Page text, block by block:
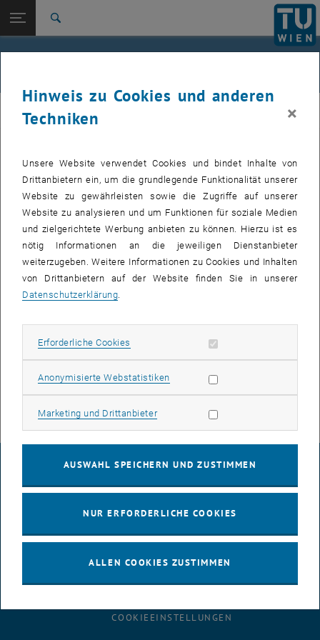
TU Login
Studium
International
Zur 1. Menü Ebene
E302-Institut für Energietechnik und Thermodynamik
Zurück zur letzten Ebene:
E302-Institut für Energietechnik und
IET
an der TU Wien. Unterstehend finden Sie interessante
Ausschreibungen des Instituts für Energietechnik und
Thermodynamik sowie unserer Partner:
Kontakt
Institut für Energietechnik und Thermodynamik
Getreidemarkt 9 / E302/ BA / 3. und 4. Stock
A-1060 Wien
Telefon:+43 1 58801 302501
E-Mail:sekretariat+e302@tuwien.ac.at
IMPRESSUM
BARRIEREFREIHEITSERKLÄRUNG
DATENSCHUTZERKLÄRUNG (PDF)
COOKIEEINSTELLUNGEN
Hinweis zu Cookies und anderen
Techniken
×
Unsere Website verwendet Cookies und bindet Inhalte von
Drittanbietern ein, um die grundlegende Funktionalität unserer
Website zu gewährleisten sowie die Zugriffe auf unserer
Website zu analysieren und um Funktionen für soziale Medien
und zielgerichtete Werbung anbieten zu können. Hierzu ist es
nötig Informationen an die jeweiligen Dienstanbieter
weiterzugeben. Weitere Informationen zu Cookies und Inhalten
von Drittanbietern auf der Website finden Sie in unserer
Datenschutzerklärung.
Erforderliche Cookies Erforderliche Cookies zulassen
Anonymisierte WebstatistikenStatistik Cookies zulassen
Marketing und DrittanbieterMarketing Cookies zulassen
AUSWAHL SPEICHERN UND ZUSTIMMEN
NUR ERFORDERLICHE COOKIES
ALLEN COOKIES ZUSTIMMEN